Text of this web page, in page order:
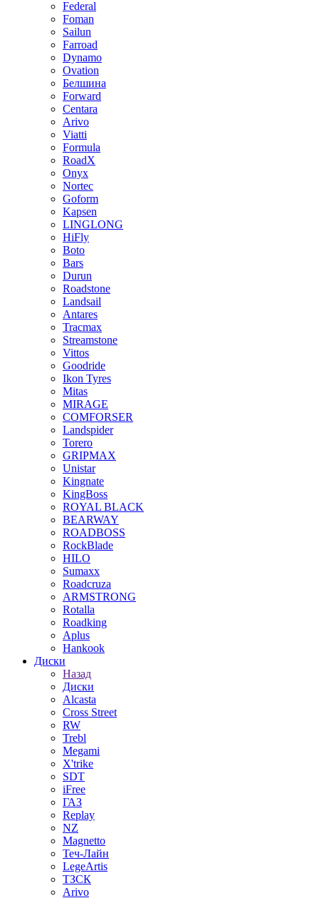
Federal
Foman
Sailun
Farroad
Dynamo
Ovation
Белшина
Forward
Centara
Arivo
Viatti
Formula
RoadX
Onyx
Nortec
Goform
Kapsen
LINGLONG
HiFly
Boto
Bars
Durun
Roadstone
Landsail
Antares
Tracmax
Streamstone
Vittos
Goodride
Ikon Tyres
Mitas
MIRAGE
COMFORSER
Landspider
Torero
GRIPMAX
Unistar
Kingnate
KingBoss
ROYAL BLACK
BEARWAY
ROADBOSS
RockBlade
HILO
Sumaxx
Roadcruza
ARMSTRONG
Rotalla
Roadking
Aplus
Hankook
Диски
Назад
Диски
Alcasta
Cross Street
RW
Trebl
Megami
X'trike
SDT
iFree
ГАЗ
Replay
NZ
Magnetto
Теч-Лайн
LegeArtis
ТЗСК
Arivo